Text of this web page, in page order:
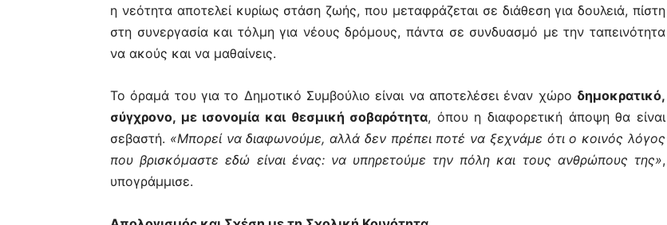
η νεότητα αποτελεί κυρίως στάση ζωής, που μεταφράζεται σε διάθεση για δουλειά, πίστη
στη συνεργασία και τόλμη για νέους δρόμους, πάντα σε συνδυασμό με την ταπεινότητα
να ακούς και να μαθαίνεις.
Το όραμά του για το Δημοτικό Συμβούλιο είναι να αποτελέσει έναν χώρο δημοκρατικό,
σύγχρονο, με ισονομία και θεσμική σοβαρότητα, όπου η διαφορετική άποψη θα είναι
σεβαστή. «Μπορεί να διαφωνούμε, αλλά δεν πρέπει ποτέ να ξεχνάμε ότι ο κοινός λόγος
που βρισκόμαστε εδώ είναι ένας: να υπηρετούμε την πόλη και τους ανθρώπους της»,
υπογράμμισε.